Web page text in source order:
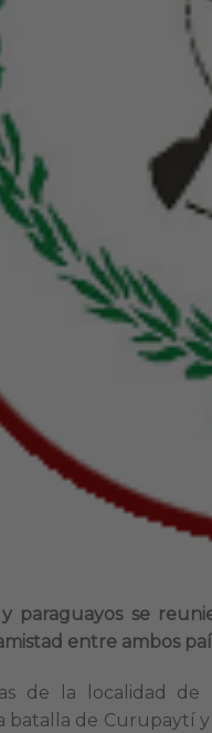
paraguayos se
entre ambos
de la localidad
batalla de Curupaytí